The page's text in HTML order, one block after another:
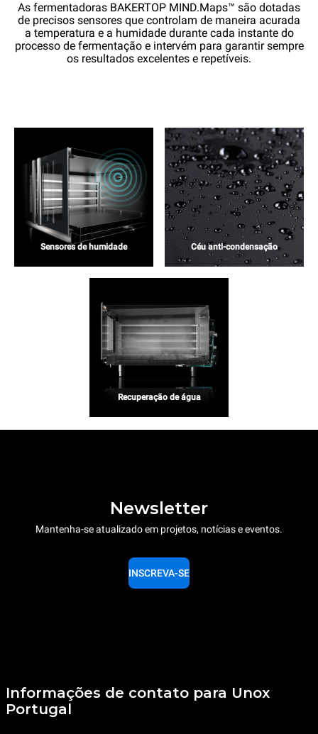
As fermentadoras BAKERTOP MIND.Maps™ são dotadas
de precisos sensores que controlam de maneira acurada
a temperatura e a humidade durante cada instante do
processo de fermentação e intervém para garantir sempre
os resultados excelentes e repetíveis.
Sensores de humidade Céu anti-condensação
Recuperação de água
Newsletter
Mantenha-se atualizado em projetos, notícias e eventos.
INSCREVA-SE
Informações de contato para Unox
Portugal